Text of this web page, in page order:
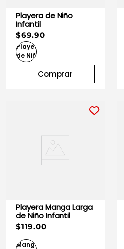
Playera de Niño
Infantil
$69.90
Comprar
Playera Manga Larga
de Niño Infantil
$119.00